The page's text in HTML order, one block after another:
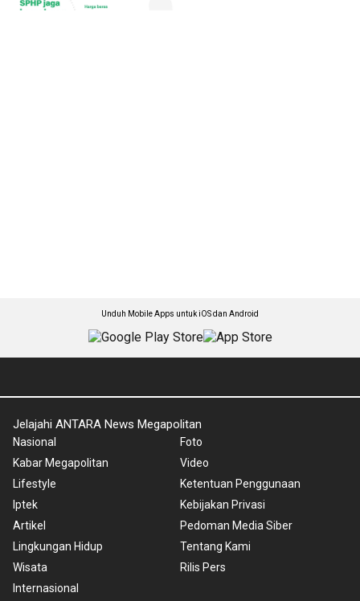
Unduh Mobile Apps untuk iOS dan Android
Jelajahi ANTARA News Megapolitan
Nasional
Kabar Megapolitan
Lifestyle
Iptek
Artikel
Lingkungan Hidup
Wisata
Internasional
Foto
Video
Ketentuan Penggunaan
Kebijakan Privasi
Pedoman Media Siber
Tentang Kami
Rilis Pers